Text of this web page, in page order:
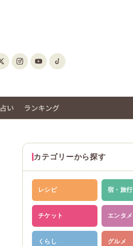
占い ランキング
カテゴリーから探す
レシピ 宿・旅行
チケット エンタメ
くらし グルメ